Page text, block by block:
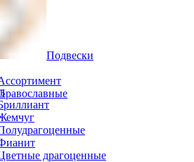
Подвески
драгоценные